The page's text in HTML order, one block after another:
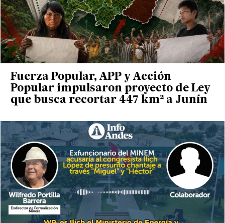
Fuerza Popular, APP y Acción
Popular impulsaron proyecto de Ley
que busca recortar 447 km² a Junín